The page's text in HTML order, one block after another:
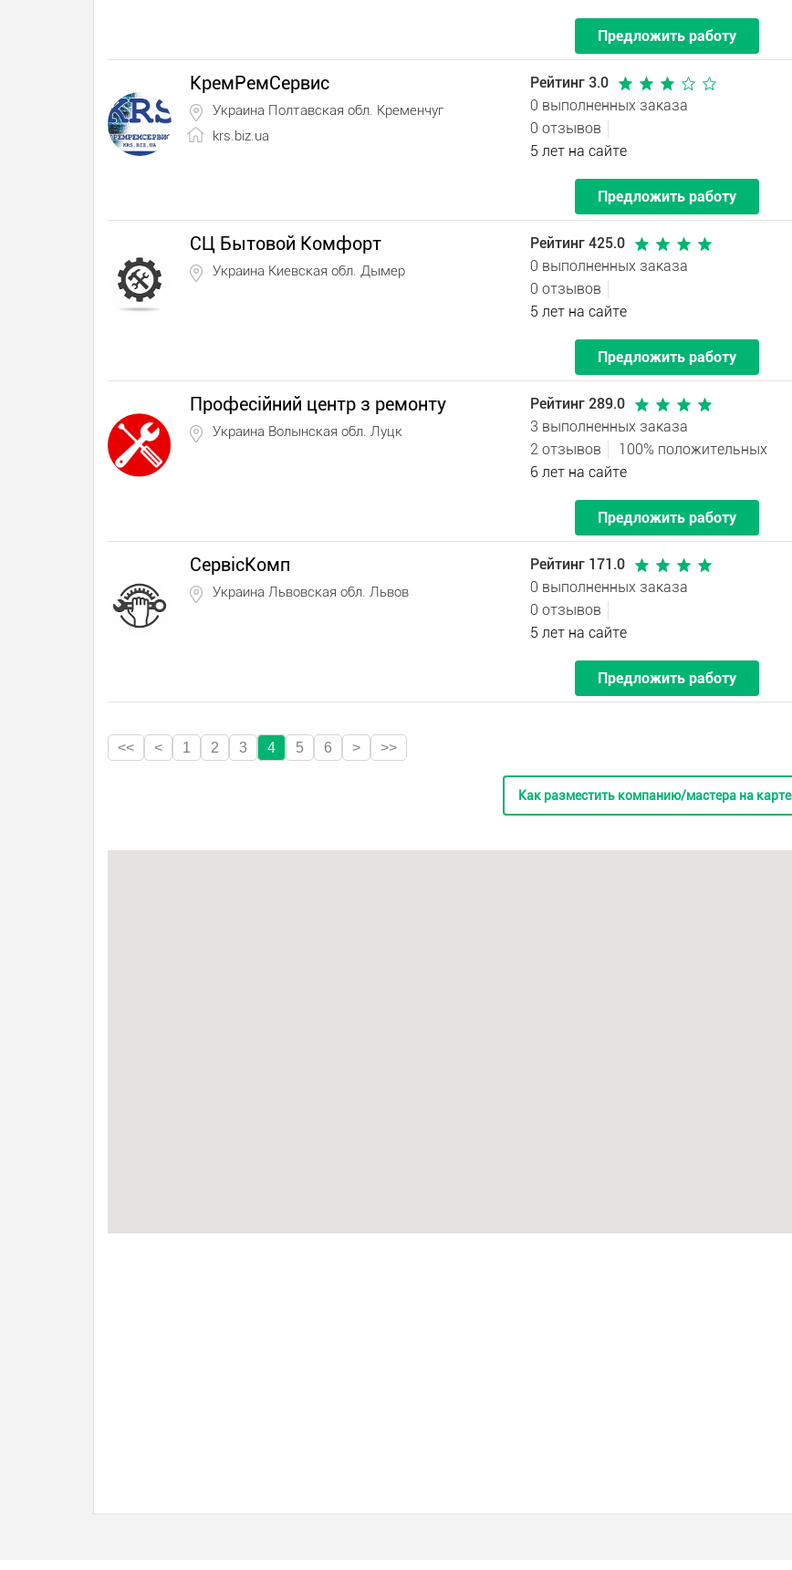
Предложить работу
КремРемСервис
Украина Полтавская обл. Кременчуг
krs.biz.ua
Рейтинг 3.0
0 выполненных заказа
0 отзывов
5 лет на сайте
Предложить работу
СЦ Бытовой Комфорт
Украина Киевская обл. Дымер
Рейтинг 425.0
0 выполненных заказа
0 отзывов
5 лет на сайте
Предложить работу
Професійний центр з ремонту
Украина Волынская обл. Луцк
Рейтинг 289.0
3 выполненных заказа
2 отзывов
100% положительных
6 лет на сайте
Предложить работу
СервісКомп
Украина Львовская обл. Львов
Рейтинг 171.0
0 выполненных заказа
0 отзывов
5 лет на сайте
Предложить работу
<< < 1 2 3 4 5 6 > >>
Как разместить компанию/мастера на карте